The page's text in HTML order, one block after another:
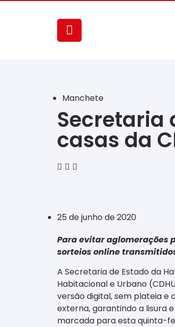
Manchete
Secretaria
casas da
25 de junho de 2020
Para evitar aglomerações
sorteios online
A Secretaria de Estado da
Habitacional e Urbano
versão digital, sem plateia
externa, garantindo a lisura
marcada para esta quinta-